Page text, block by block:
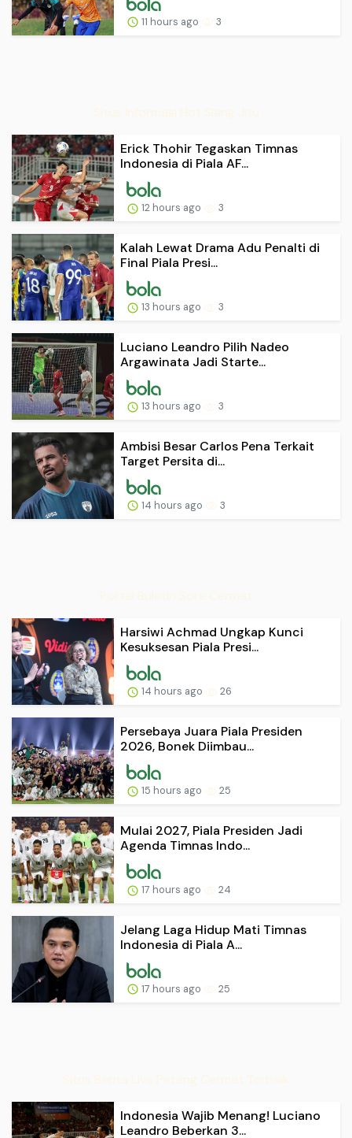
11 hours ago 3
Erick Thohir Tegaskan Timnas
Indonesia di Piala AF...
12 hours ago 3
Kalah Lewat Drama Adu Penalti di
Final Piala Presi...
13 hours ago 3
Luciano Leandro Pilih Nadeo
Argawinata Jadi Starte...
13 hours ago 3
Ambisi Besar Carlos Pena Terkait
Target Persita di...
14 hours ago 3
Harsiwi Achmad Ungkap Kunci
Kesuksesan Piala Presi...
14 hours ago 26
Persebaya Juara Piala Presiden
2026, Bonek Diimbau...
15 hours ago 25
Mulai 2027, Piala Presiden Jadi
Agenda Timnas Indo...
17 hours ago 24
Jelang Laga Hidup Mati Timnas
Indonesia di Piala A...
17 hours ago 25
Indonesia Wajib Menang! Luciano
Leandro Beberkan 3...